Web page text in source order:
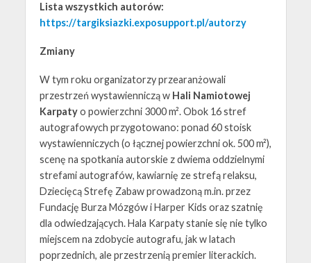
Lista wszystkich autorów:
https://targiksiazki.exposupport.pl/autorzy
Zmiany
W tym roku organizatorzy przearanżowali
przestrzeń wystawienniczą w Hali Namiotowej
Karpatyo powierzchni 3000 m². Obok 16 stref
autografowych przygotowano: ponad 60 stoisk
wystawienniczych (o łącznej powierzchni ok. 500 m²),
scenę na spotkania autorskie z dwiema oddzielnymi
strefami autografów, kawiarnię ze strefą relaksu,
Dziecięcą Strefę Zabaw prowadzoną m.in. przez
Fundację Burza Mózgów i Harper Kids oraz szatnię
dla odwiedzających. Hala Karpaty stanie się nie tylko
miejscem na zdobycie autografu, jak w latach
poprzednich, ale przestrzenią premier literackich.